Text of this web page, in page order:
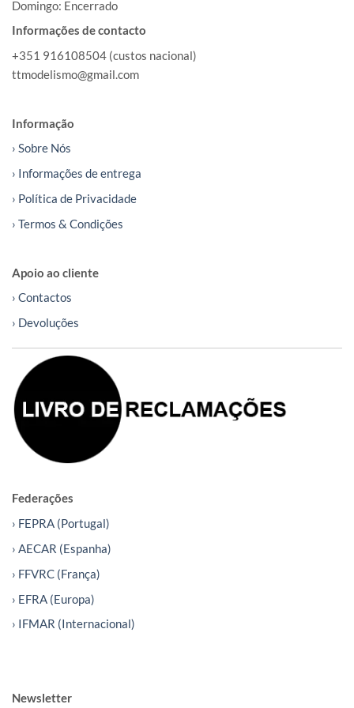
Domingo: Encerrado
Informações de contacto
+351 916108504 (custos nacional)
ttmodelismo@gmail.com
Informação
› Sobre Nós
› Informações de entrega
› Política de Privacidade
› Termos & Condições
Apoio ao cliente
› Contactos
› Devoluções
Federações
› FEPRA (Portugal)
› AECAR (Espanha)
› FFVRC (França)
› EFRA (Europa)
› IFMAR (Internacional)
Newsletter